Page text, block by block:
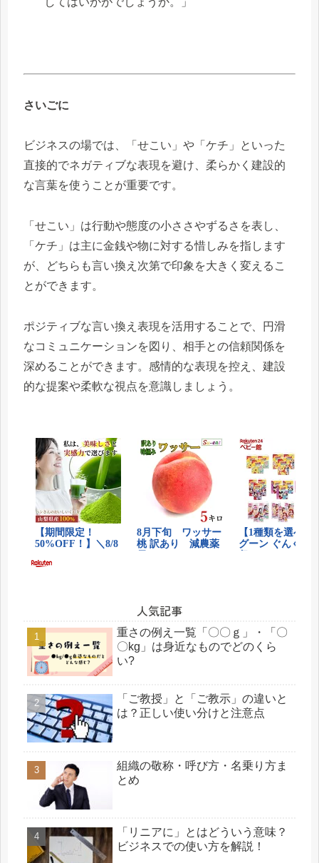
さいごに
ビジネスの場では、「せこい」や「ケチ」といった
直接的でネガティブな表現を避け、柔らかく建設的
な言葉を使うことが重要です。
「せこい」は行動や態度の小ささやずるさを表し、
「ケチ」は主に金銭や物に対する惜しみを指します
が、どちらも言い換え次第で印象を大きく変えるこ
とができます。
ポジティブな言い換え表現を活用することで、円滑
なコミュニケーションを図り、相手との信頼関係を
深めることができます。感情的な表現を控え、建設
的な提案や柔軟な視点を意識しましょう。
人気記事
重さの例え一覧「〇〇ｇ」・「〇
〇kg」は身近なものでどのくら
い?
「ご教授」と「ご教示」の違いと
は？正しい使い分けと注意点
組織の敬称・呼び方・名乗り方ま
とめ
「リニアに」とはどういう意味？
ビジネスでの使い方を解説！